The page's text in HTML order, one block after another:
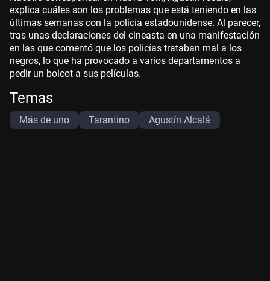
explica cuáles son los problemas que está teniendo en las
últimas semanas con la policía estadounidense. Al parecer,
tras unas declaraciones del cineasta en una manifestación
en las que comentó que los policías trataban mal a los
negros, lo que ha provocado a varios departamentos a
pedir un boicot a sus películas.
Temas
Más de uno Tarantino Agustín Alcalá